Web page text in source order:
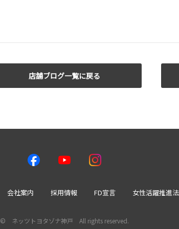
店舗ブログ一覧に戻る
会社案内 採用情報 FD宣言 女性活躍推進
© ネッツトヨタゾナ神戸 All rights reserved.